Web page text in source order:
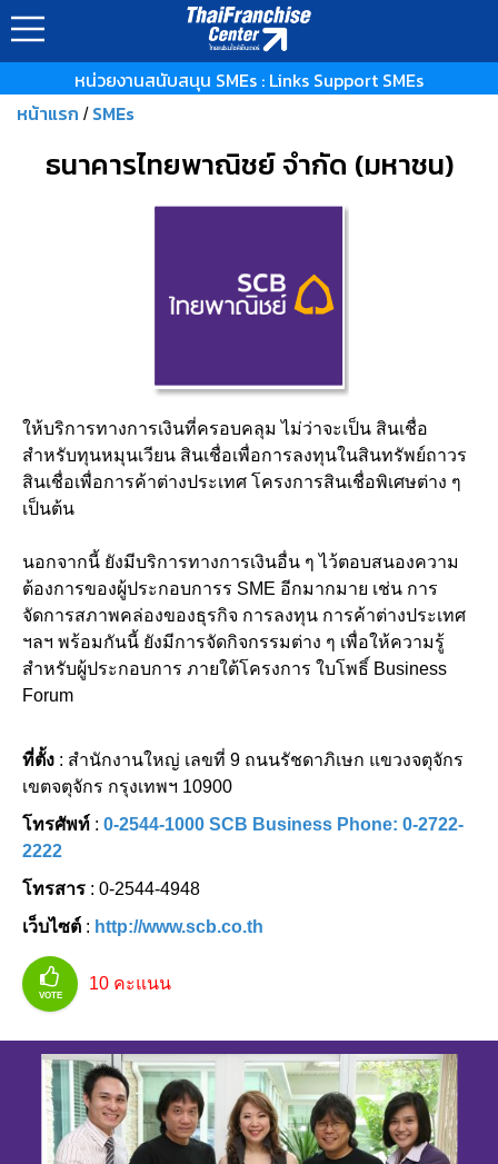
หน่วยงานสนับสนุน SMEs : Links Support SMEs
หน้าแรก / SMEs
ธนาคารไทยพาณิชย์ จำกัด (มหาชน)
ให้บริการทางการเงินที่ครอบคลุม ไม่ว่าจะเป็น สินเชื่อ
สำหรับทุนหมุนเวียน สินเชื่อเพื่อการลงทุนในสินทรัพย์ถาวร
สินเชื่อเพื่อการค้าต่างประเทศ โครงการสินเชื่อพิเศษต่าง ๆ
เป็นต้น
นอกจากนี้ ยังมีบริการทางการเงินอื่น ๆ ไว้ตอบสนองความ
ต้องการของผู้ประกอบการร SME อีกมากมาย เช่น การ
จัดการสภาพคล่องของธุรกิจ การลงทุน การค้าต่างประเทศ
ฯลฯ พร้อมกันนี้ ยังมีการจัดกิจกรรมต่าง ๆ เพื่อให้ความรู้
สำหรับผู้ประกอบการ ภายใต้โครงการ ใบโพธิ์ Business
Forum
ที่ตั้ง : สำนักงานใหญ่ เลขที่ 9 ถนนรัชดาภิเษก แขวงจตุจักร
เขตจตุจักร กรุงเทพฯ 10900
โทรศัพท์ : 0-2544-1000 SCB Business Phone: 0-2722-
2222
โทรสาร : 0-2544-4948
เว็บไซต์ : http://www.scb.co.th
VOTE
10 คะแนน